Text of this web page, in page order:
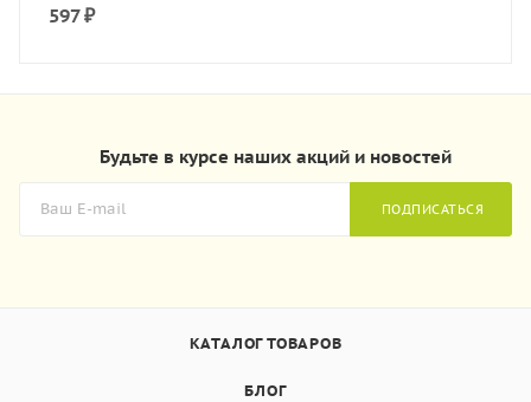
597₽
Будьте в курсе наших акций и новостей
ПОДПИСАТЬСЯ
КАТАЛОГ ТОВАРОВ
БЛОГ